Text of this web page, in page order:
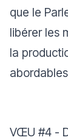
que le
libérer les
la
VŒU #4 -